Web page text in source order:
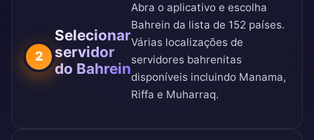
2
Selecionar
servidor
do Bahrein
Abra o aplicativo e escolha
Bahrein da lista de 152 países.
Várias localizações de
servidores bahrenitas
disponíveis incluindo Manama,
Riffa e Muharraq.